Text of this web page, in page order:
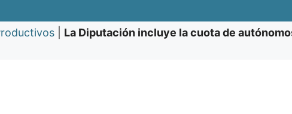
La Diputación incluye la cuota de